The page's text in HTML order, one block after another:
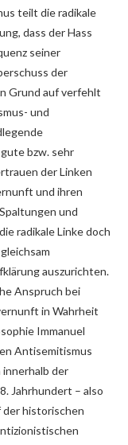
teilt die radikale
dass der Hass
seiner
der
Grund auf verfehlt
und
bzw. sehr
der Linken
und ihren
und
radikale Linke doch
auszurichten.
Anspruch bei
in Wahrheit
Immanuel
Antisemitismus
der
Jahrhundert – also
der historischen